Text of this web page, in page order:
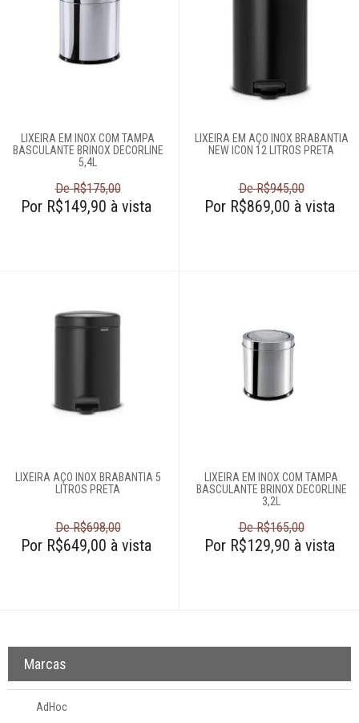
996588122
LIXEIRA EM INOX COM TAMPA
BASCULANTE BRINOX DECORLINE
5,4L
De R$175,00
Por R$149,90 à vista
LIXEIRA EM AÇO INOX BRABANTIA
NEW ICON 12 LITROS PRETA
De R$945,00
Por R$869,00 à vista
LIXEIRA AÇO INOX BRABANTIA 5
LITROS PRETA
De R$698,00
Por R$649,00 à vista
LIXEIRA EM INOX COM TAMPA
BASCULANTE BRINOX DECORLINE
3,2L
De R$165,00
Por R$129,90 à vista
Marcas
AdHoc